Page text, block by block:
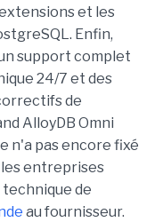
et les
Enfin,
support complet
24/7 et des
de
AlloyDB Omni
n'a pas encore fixé
entreprises
de
au fournisseur.